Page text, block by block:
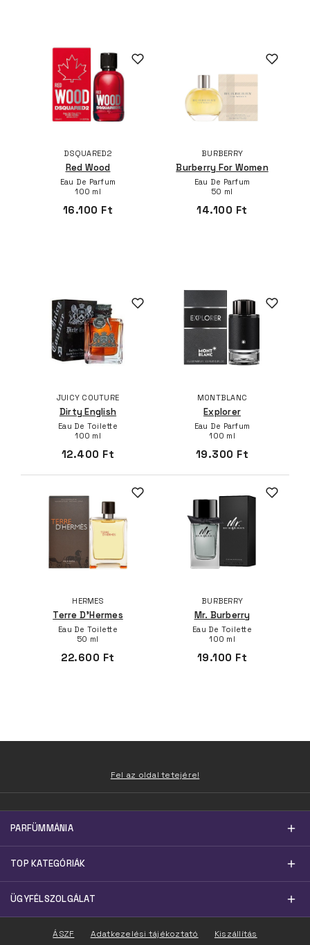
DSQUARED2
Red Wood
Eau De Parfum
100 ml
16.100 Ft
BURBERRY
Burberry For Women
Eau De Parfum
50 ml
14.100 Ft
JUICY COUTURE
Dirty English
Eau De Toilette
100 ml
12.400 Ft
MONTBLANC
Explorer
Eau De Parfum
100 ml
19.300 Ft
HERMES
Terre D'Hermes
Eau De Toilette
50 ml
22.600 Ft
BURBERRY
Mr. Burberry
Eau De Toilette
100 ml
19.100 Ft
Fel az oldal tetejére!
PARFÜMMÁNIA
TOP KATEGÓRIÁK
ÜGYFÉLSZOLGÁLAT
ÁSZF Adatkezelési tájékoztató Kiszállítás